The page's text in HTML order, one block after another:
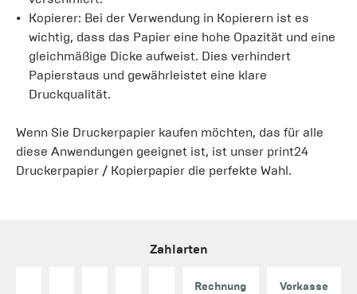
Kopierer: Bei der Verwendung in Kopierern ist es
wichtig, dass das Papier eine hohe Opazität und eine
gleichmäßige Dicke aufweist. Dies verhindert
Papierstaus und gewährleistet eine klare
Druckqualität.
Wenn Sie Druckerpapier kaufen möchten, das für alle
diese Anwendungen geeignet ist, ist unser print24
Druckerpapier / Kopierpapier die perfekte Wahl.
Zahlarten
Rechnung Vorkasse